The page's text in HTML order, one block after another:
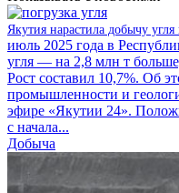
Якутия нарастила добычу
июль 2025 года в
угля — на 2,8 млн т
Рост составил 10,7%. Об
промышленности и
эфире «Якутии 24».
с начала...
Добыча